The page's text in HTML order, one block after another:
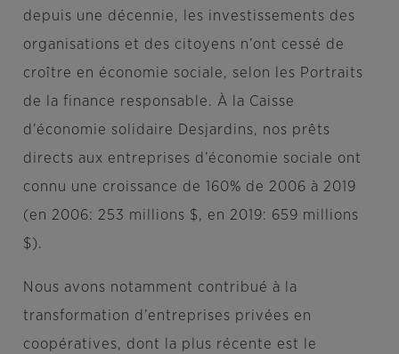
depuis une décennie, les investissements des
organisations et des citoyens n’ont cessé de
croître en économie sociale, selon les Portraits
de la finance responsable. À la Caisse
d’économie solidaire Desjardins, nos prêts
directs aux entreprises d’économie sociale ont
connu une croissance de 160% de 2006 à 2019
(en 2006: 253 millions $, en 2019: 659 millions
$).
Nous avons notamment contribué à la
transformation d’entreprises privées en
coopératives, dont la plus récente est le